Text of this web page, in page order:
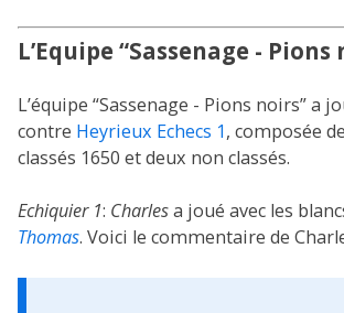
L’Equipe “Sassenage - Pions
L’équipe “Sassenage - Pions noirs” a
contre Heyrieux Echecs 1, composée
classés 1650 et deux non classés.
Echiquier 1: Charlesa joué avec les
Thomas. Voici le commentaire de